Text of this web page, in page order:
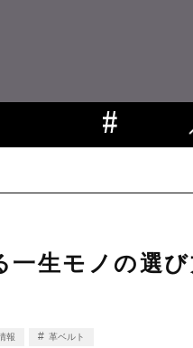
一生モノの選び
報 革ベルト